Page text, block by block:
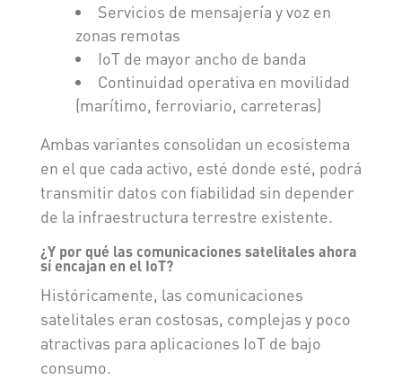
Servicios de mensajería y voz en
zonas remotas
IoT de mayor ancho de banda
Continuidad operativa en movilidad
(marítimo, ferroviario, carreteras)
Ambas variantes consolidan un ecosistema
en el que cada activo, esté donde esté, podrá
transmitir datos con fiabilidad sin depender
de la infraestructura terrestre existente.
¿Y por qué las comunicaciones satelitales ahora
sí encajan en el IoT?
Históricamente, las comunicaciones
satelitales eran costosas, complejas y poco
atractivas para aplicaciones IoT de bajo
consumo.